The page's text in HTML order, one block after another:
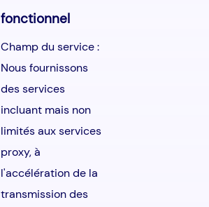
fonctionnel
Champ du service :
Nous fournissons
des services
incluant mais non
limités aux services
proxy, à
l'accélération de la
transmission des